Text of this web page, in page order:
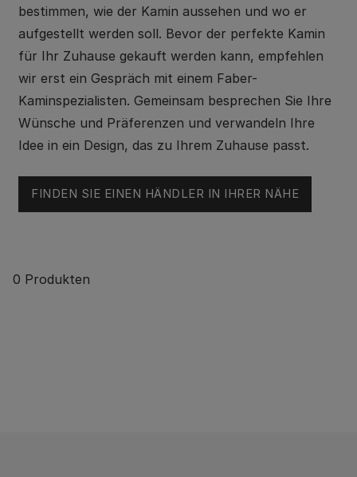
bestimmen, wie der Kamin aussehen und wo er
aufgestellt werden soll. Bevor der perfekte Kamin
für Ihr Zuhause gekauft werden kann, empfehlen
wir erst ein Gespräch mit einem Faber-
Kaminspezialisten. Gemeinsam besprechen Sie Ihre
Wünsche und Präferenzen und verwandeln Ihre
Idee in ein Design, das zu Ihrem Zuhause passt.
FINDEN SIE EINEN HÄNDLER IN IHRER NÄHE
0 Produkten